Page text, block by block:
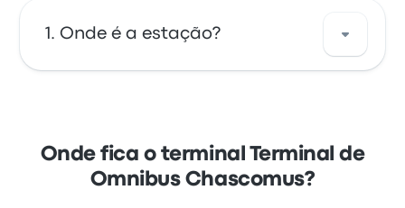
Onde é a estação?
Buenos Aires Argentina. Veja a localização
desta paragem de autocarro em/no
Chascomús no mapa.
Onde fica o terminal Terminal de
Omnibus Chascomus?